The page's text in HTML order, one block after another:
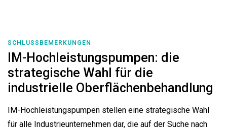
SCHLUSSBEMERKUNGEN
IM-Hochleistungspumpen: die
strategische Wahl für die
industrielle Oberflächenbehandlung
IM-Hochleistungspumpen stellen eine strategische Wahl
für alle Industrieunternehmen dar, die auf der Suche nach